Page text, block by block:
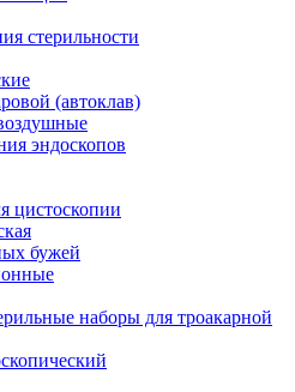
стерильности
(автоклав)
эндоскопов
цистоскопии
бужей
наборы для троакарной